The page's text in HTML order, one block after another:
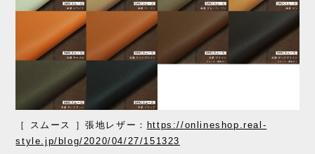
［ スムース ］張地レザー： https://onlineshop.real-
style.jp/blog/2020/04/27/151323